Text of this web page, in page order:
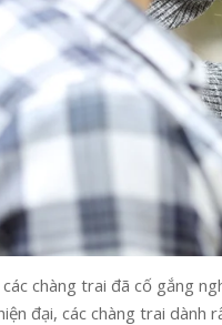
chàng trai đã cố gắng
đại, các chàng trai